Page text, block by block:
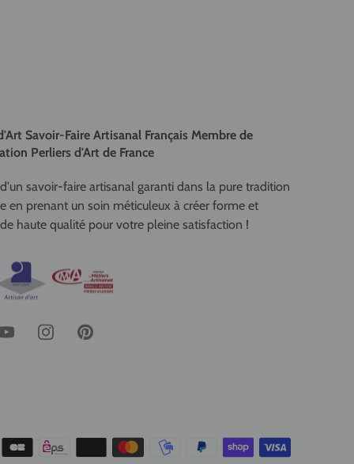
Savoir-Faire Artisanal Français Membre de
Perliers d'Art de France
savoir-faire artisanal garanti dans la pure tradition
en prenant un soin méticuleux à créer forme et
haute qualité pour votre pleine satisfaction !